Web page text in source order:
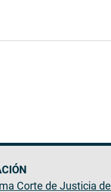
Corte de Justicia de